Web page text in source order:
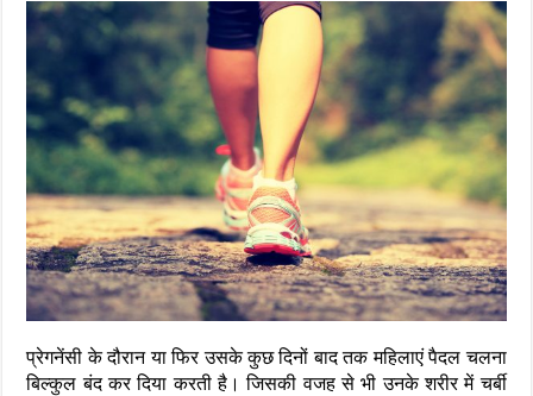
प्रेगनेंसी के दौरान या फिर उसके कुछ दिनों बाद तक महिलाएं पैदल चलना
बिल्कुल बंद कर दिया करती है। जिसकी वजह से भी उनके शरीर में चर्बी